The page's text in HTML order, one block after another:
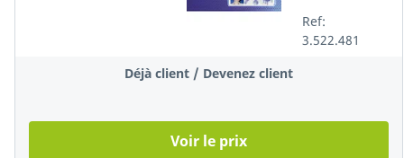
Ref:
3.522.481
Déjà client / Devenez client
Voir le prix